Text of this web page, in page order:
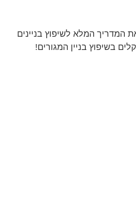
המלא לשיפוץ בניינים
בשיפוץ בניין המגורים!